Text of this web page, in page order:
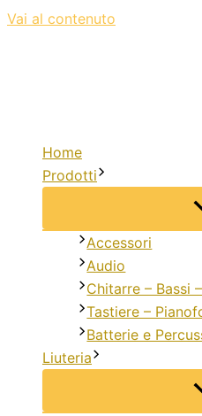
Vai al contenuto
Home
Prodotti
Accessori
Audio
Chitarre – Bassi
Tastiere –
Batterie e
Liuteria